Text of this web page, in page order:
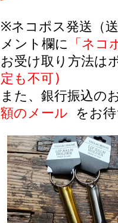
※ネコポス発送（
メント欄に
「ネコ
お受け取り方法は
定も不可)
また、銀行振込の
額のメール をお